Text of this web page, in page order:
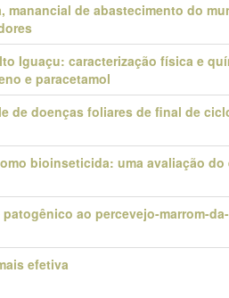
manancial de abastecimento do
Iguaçu: caracterização física e
e paracetamol
de doenças foliares de final de
bioinseticida: uma avaliação do
ao percevejo-marrom-
efetiva